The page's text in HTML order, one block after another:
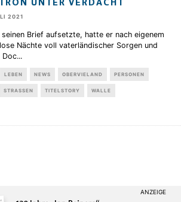
UNTER VERDACHT
2021
seinen Brief aufsetzte, hatte er nach eigenem
Nächte voll vaterländischer Sorgen und
Doc...
LEBEN NEWS OBERVIELAND PERSONEN
STRASSEN TITELSTORY WALLE